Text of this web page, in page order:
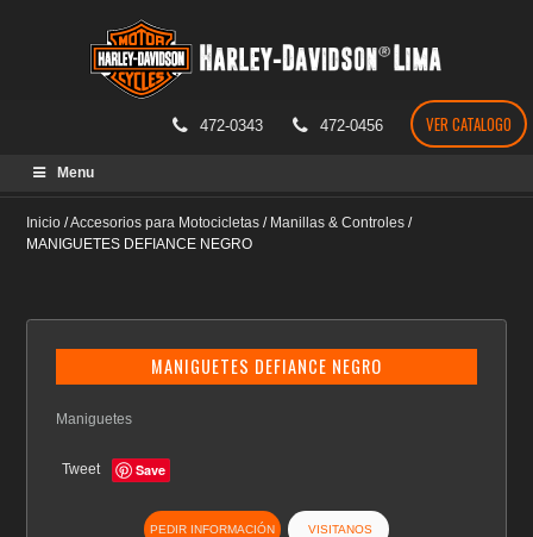
472-0343 472-0456 VER CATALOGO
Menu
Inicio /Accesorios para Motocicletas / Manillas & Controles /
MANIGUETES DEFIANCE NEGRO
MANIGUETES DEFIANCE NEGRO
Maniguetes
Tweet Save
PEDIR INFORMACIÓN VISITANOS